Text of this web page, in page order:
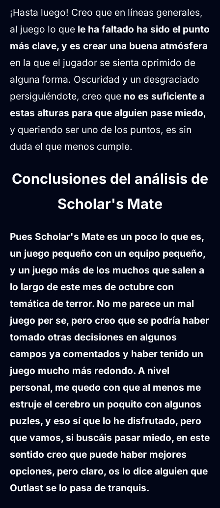
¡Hasta luego! Creo que en líneas generales,
al juego lo que le ha faltado ha sido el punto
más clave, y es crear una buena atmósfera
en la que el jugador se sienta oprimido de
alguna forma. Oscuridad y un desgraciado
persiguiéndote, creo que no es suficiente a
estas alturas para que alguien pase miedo,
y queriendo ser uno de los puntos, es sin
duda el que menos cumple.
Conclusiones del análisis de
Scholar's Mate
Pues Scholar's Mate es un poco lo que es,
un juego pequeño con un equipo pequeño,
y un juego más de los muchos que salen a
lo largo de este mes de octubre con
temática de terror. No me parece un mal
juego per se, pero creo que se podría haber
tomado otras decisiones en algunos
campos ya comentados y haber tenido un
juego mucho más redondo. A nivel
personal, me quedo con que al menos me
estruje el cerebro un poquito con algunos
puzles, y eso sí que lo he disfrutado, pero
que vamos, si buscáis pasar miedo, en este
sentido creo que puede haber mejores
opciones, pero claro, os lo dice alguien que
Outlast se lo pasa de tranquis.